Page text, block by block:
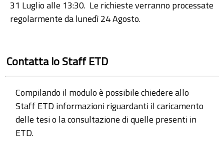
31 Luglio alle 13:30. Le richieste verranno processate
regolarmente da lunedì 24 Agosto.
Contatta lo Staff ETD
Compilando il modulo è possibile chiedere allo
Staff ETD informazioni riguardanti il caricamento
delle tesi o la consultazione di quelle presenti in
ETD.